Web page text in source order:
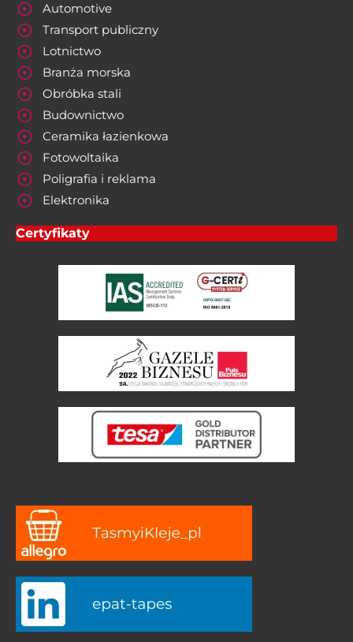
Automotive
Transport publiczny
Lotnictwo
Branża morska
Obróbka stali
Budownictwo
Ceramika łazienkowa
Fotowoltaika
Poligrafia i reklama
Elektronika
Certyfikaty